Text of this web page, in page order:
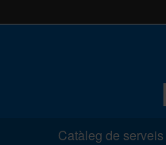
Catàleg de serveis